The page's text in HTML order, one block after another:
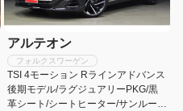
アルテオン
フォルクスワーゲン
TSI 4モーション Rラインアドバンス
後期モデル/ラグジュアリーPKG/黒
革シート/シートヒーター/サンルー